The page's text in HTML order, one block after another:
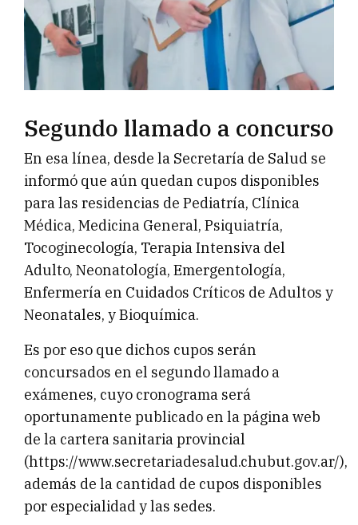
Segundo llamado a concurso
En esa línea, desde la Secretaría de Salud se
informó que aún quedan cupos disponibles
para las residencias de Pediatría, Clínica
Médica, Medicina General, Psiquiatría,
Tocoginecología, Terapia Intensiva del
Adulto, Neonatología, Emergentología,
Enfermería en Cuidados Críticos de Adultos y
Neonatales, y Bioquímica.
Es por eso que dichos cupos serán
concursados en el segundo llamado a
exámenes, cuyo cronograma será
oportunamente publicado en la página web
de la cartera sanitaria provincial
(https://www.secretariadesalud.chubut.gov.ar/),
además de la cantidad de cupos disponibles
por especialidad y las sedes.